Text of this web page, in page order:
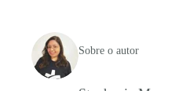
Sobre o autor